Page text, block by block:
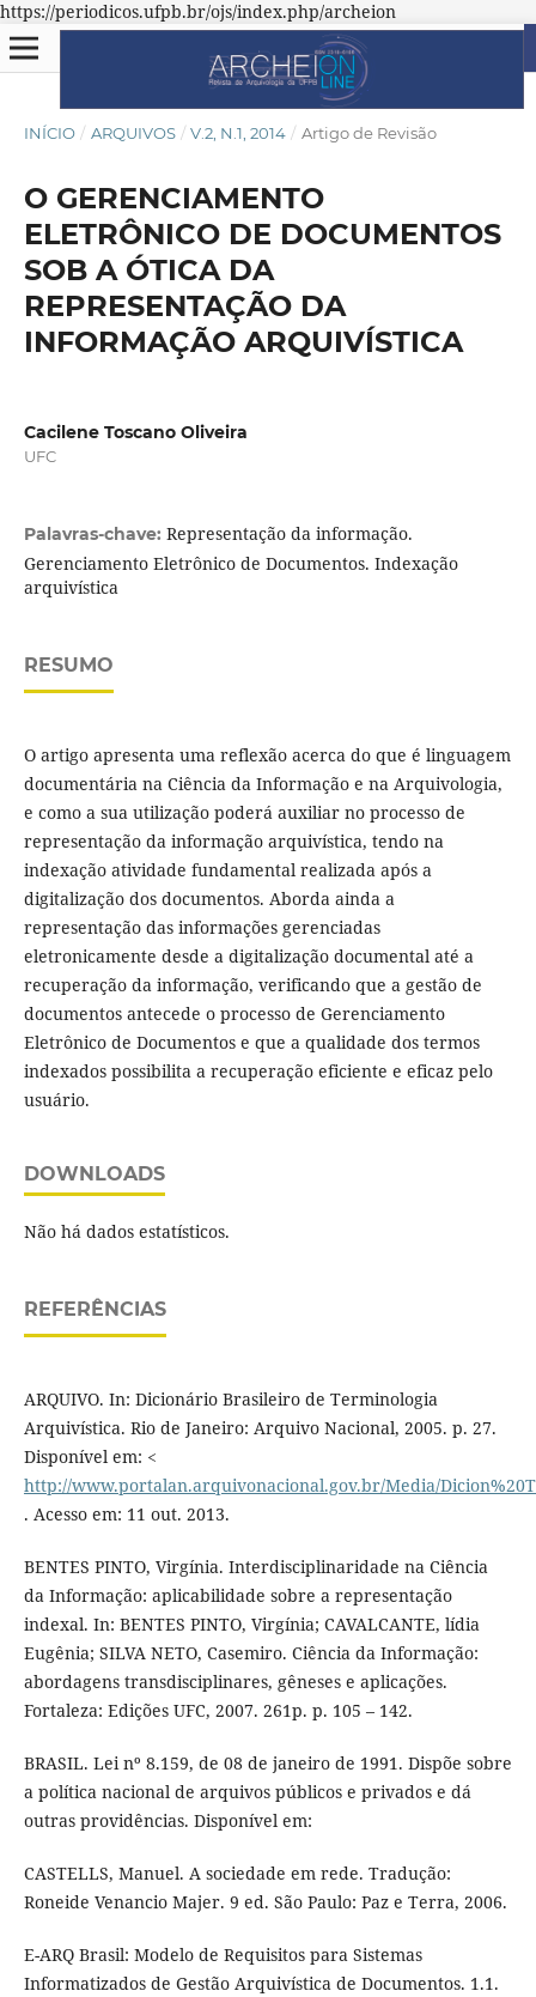
https://periodicos.ufpb.br/ojs/index.php/archeion
INÍCIO / ARQUIVOS / V.2, N.1, 2014 / Artigo de Revisão
O GERENCIAMENTO
ELETRÔNICO DE DOCUMENTOS
SOB A ÓTICA DA
REPRESENTAÇÃO DA
INFORMAÇÃO ARQUIVÍSTICA
Cacilene Toscano Oliveira
UFC
Palavras-chave: Representação da informação.
Gerenciamento Eletrônico de Documentos. Indexação
arquivística
RESUMO
O artigo apresenta uma reflexão acerca do que é linguagem
documentária na Ciência da Informação e na Arquivologia,
e como a sua utilização poderá auxiliar no processo de
representação da informação arquivística, tendo na
indexação atividade fundamental realizada após a
digitalização dos documentos. Aborda ainda a
representação das informações gerenciadas
eletronicamente desde a digitalização documental até a
recuperação da informação, verificando que a gestão de
documentos antecede o processo de Gerenciamento
Eletrônico de Documentos e que a qualidade dos termos
indexados possibilita a recuperação eficiente e eficaz pelo
usuário.
DOWNLOADS
Não há dados estatísticos.
REFERÊNCIAS
ARQUIVO. In: Dicionário Brasileiro de Terminologia
Arquivística. Rio de Janeiro: Arquivo Nacional, 2005. p. 27.
Disponível em: <
http://www.portalan.arquivonacional.gov.br/Media/
. Acesso em: 11 out. 2013.
BENTES PINTO, Virgínia. Interdisciplinaridade na Ciência
da Informação: aplicabilidade sobre a representação
indexal. In: BENTES PINTO, Virgínia; CAVALCANTE, lídia
Eugênia; SILVA NETO, Casemiro. Ciência da Informação:
abordagens transdisciplinares, gêneses e aplicações.
Fortaleza: Edições UFC, 2007. 261p. p. 105 – 142.
BRASIL. Lei nº 8.159, de 08 de janeiro de 1991. Dispõe sobre
a política nacional de arquivos públicos e privados e dá
outras providências. Disponível em:
CASTELLS, Manuel. A sociedade em rede. Tradução:
Roneide Venancio Majer. 9 ed. São Paulo: Paz e Terra, 2006.
E-ARQ Brasil: Modelo de Requisitos para Sistemas
Informatizados de Gestão Arquivística de Documentos. 1.1.